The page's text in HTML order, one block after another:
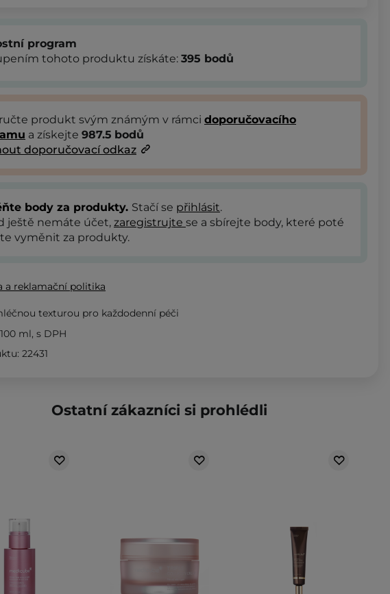
program
tohoto produktu získáte: 395 bodů
produkt svým známým v rámci doporučovacího
a získejte 987.5 bodů
doporučovací odkaz
body za produkty. Stačí se přihlásit.
ještě nemáte účet, zaregistrujte se a sbírejte body, které poté
vyměnit za produkty.
a reklamační politika
texturou pro každodenní péči
100 ml, s DPH
22431
Ostatní zákazníci si prohlédli